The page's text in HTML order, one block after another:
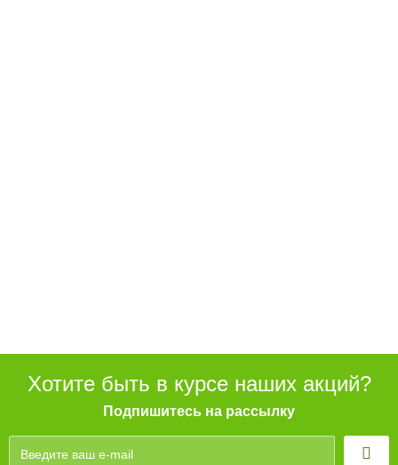
Хотите быть в курсе наших акций?
Подпишитесь на рассылку